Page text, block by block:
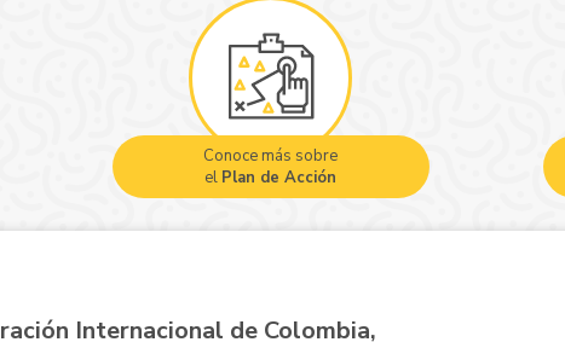
Conoce más sobre
el Plan de Acción
Internacional de Colombia,